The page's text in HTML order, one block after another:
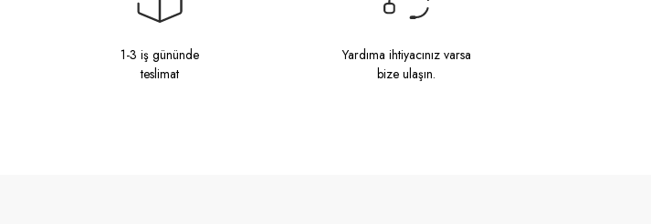
1-3 iş gününde
teslimat
Yardıma ihtiyacınız varsa
bize ulaşın.